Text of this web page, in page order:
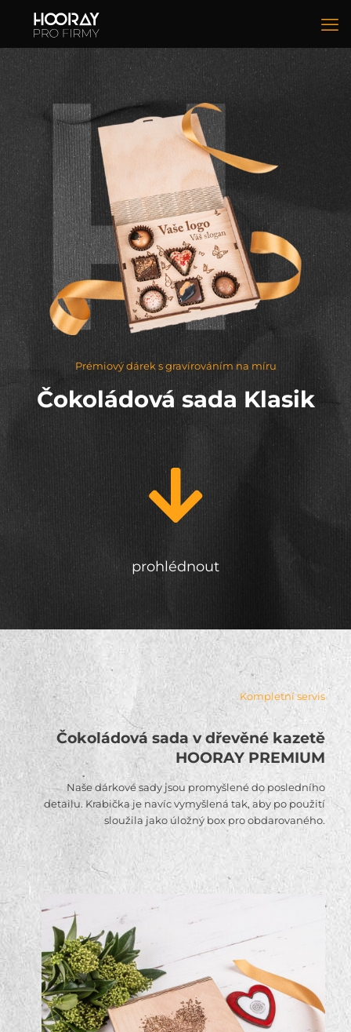
Prémiový dárek s gravírováním na míru
Čokoládová sada Klasik
prohlédnout
Kompletní servis
Čokoládová sada v dřevěné kazetě
HOORAY PREMIUM
Naše dárkové sady jsou promyšlené do posledního
detailu. Krabička je navíc vymyšlená tak, aby po použití
sloužila jako úložný box pro obdarovaného.